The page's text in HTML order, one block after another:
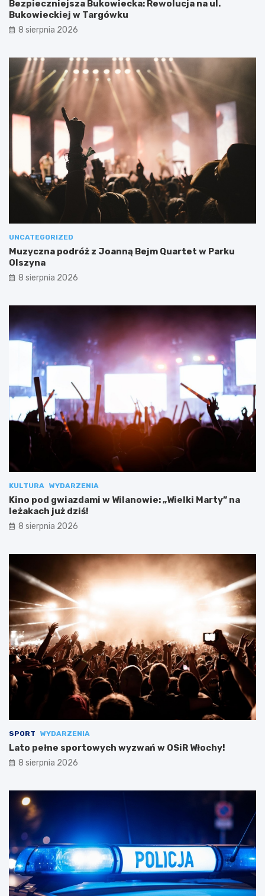
Bezpieczniejsza Bukowiecka: Rewolucja na ul.
Bukowieckiej w Targówku
8 sierpnia 2026
UNCATEGORIZED
Muzyczna podróż z Joanną Bejm Quartet w Parku
Olszyna
8 sierpnia 2026
KULTURA WYDARZENIA
Kino pod gwiazdami w Wilanowie: „Wielki Marty” na
leżakach już dziś!
8 sierpnia 2026
SPORT WYDARZENIA
Lato pełne sportowych wyzwań w OSiR Włochy!
8 sierpnia 2026